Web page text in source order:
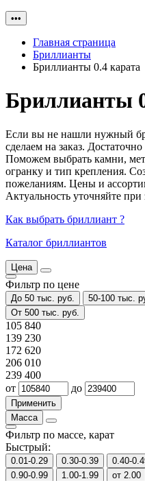
•••
Главная страница
Бриллианты
Бриллианты 0.4 карата
Бриллианты
Если вы не нашли нужный
сделаем на заказ.
Поможем выбрать камни,
огранку и тип крепления.
пожеланиям. Цены и
Актуальность уточняйте при
Как выбрать бриллиант ?
Каталог бриллиантов
Цена
Фильтр по цене
До 50 тыс. руб. 50-100 тыс.
От 500 тыс. руб.
105 840
139 230
172 620
206 010
239 400
от
до
Масса
Фильтр по массе, карат
Быстрый:
0.01-0.29 0.30-0.39 0.40-
0.90-0.99
1.00-1.99 от 2.00